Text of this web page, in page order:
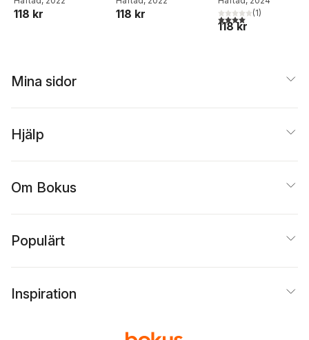
118 kr 118 kr
4,0utav 5 stjärnor.
(1)
118 kr
Mina sidor
Hjälp
Om Bokus
Populärt
Inspiration